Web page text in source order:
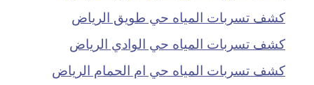
كشف تسربات المياه حي طويق الرياض
كشف تسربات المياه حي الوادي الرياض
كشف تسربات المياه حي ام الحمام الرياض